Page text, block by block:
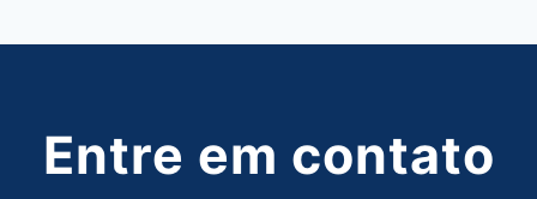
Entre em contato